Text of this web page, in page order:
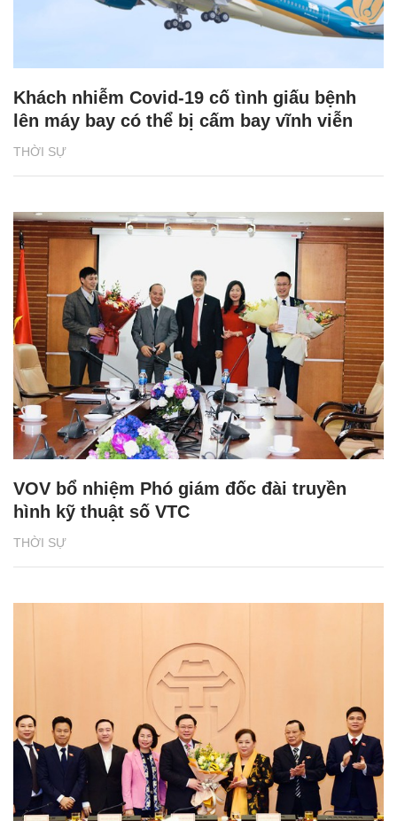
THỜI SỰ
Khách nhiễm Covid-19 cố tình giấu bệnh
lên máy bay có thể bị cấm bay vĩnh viễn
THỜI SỰ
VOV bổ nhiệm Phó giám đốc đài truyền
hình kỹ thuật số VTC